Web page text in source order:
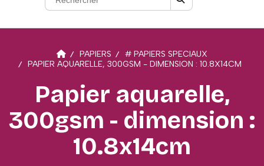
PAPIERS
# PAPIERS SPECIAUX
PAPIER AQUARELLE, 300GSM - DIMENSION : 10.8X14CM
Papier aquarelle,
300gsm - dimension :
10.8x14cm